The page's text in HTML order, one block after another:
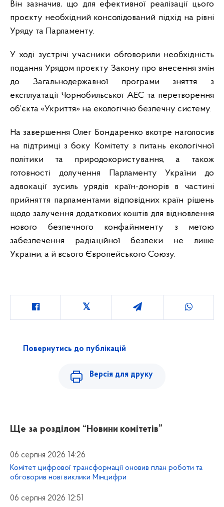
Він зазначив, що для ефективної реалізації цього
проєкту необхідний консолідований підхід на рівні
Уряду та Парламенту.
У ході зустрічі учасники обговорили необхідність
подання Урядом проєкту Закону про внесення змін
до Загальнодержавної програми зняття з
експлуатації Чорнобильської АЕС та перетворення
об’єкта «Укриття» на екологічно безпечну систему.
На завершення Олег Бондаренко вкотре наголосив
на підтримці з боку Комітету з питань екологічної
політики та природокористування, а також
готовності долучення Парламенту України до
адвокації зусиль урядів країн-донорів в частині
прийняття парламентами відповідних країн рішень
щодо залучення додаткових коштів для відновлення
нового безпечного конфайнменту з метою
забезпечення радіаційної безпеки не лише
України, а й всього Європейського Союзу.
Повернутись до публікацій
Версія для друку
Ще за розділом “Новини комітетів”
06 серпня 2026 14:26
Комітет цифрової трансформації оновив план роботи та
обговорив нові виклики Мінцифри
06 серпня 2026 12:51